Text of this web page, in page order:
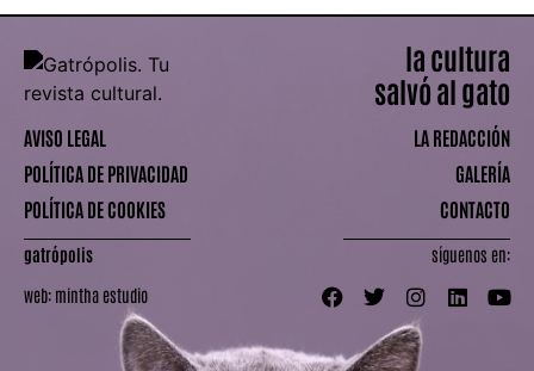
AVISO LEGAL
POLÍTICA DE PRIVACIDAD
POLÍTICA DE COOKIES
gatrópolis
web: mintha estudio
la cultura
salvó al gato
LA REDACCIÓN
GALERÍA
CONTACTO
síguenos en: